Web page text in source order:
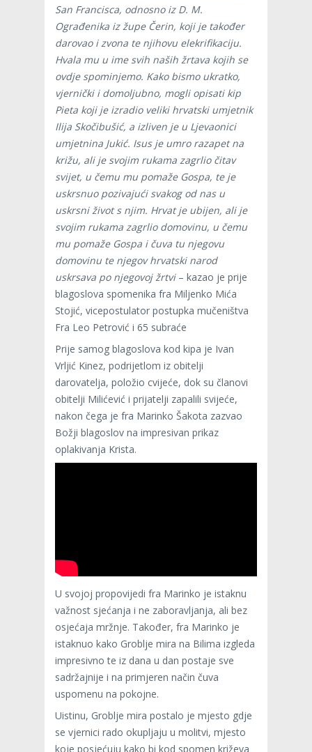
San Francisca, odnosno iz D. M.
Ograđenika iz župe Čerin, koji je također
darovao i zvona te njihovu elekrifikaciju.
Hvala mu u ime svih naših žrtava kojih se
ovdje spominjemo. Kako bismo ukratko,
vjernički i domoljubno, mogli opisati kip
Pieta koji je izradio veliki hrvatski umjetnik
Ilija Skočibušić, a izliven je u Ljevaonici
umjetnina Jukić. Isus je umro razapet na
križu, ali je svojim rukama zagrlio čitav
svijet, u čemu mu pomaže Gospa, te je
uskrsnuo pozivajući svakog od nas u
uskrsni život s njim. Hrvat je ubijen, ali je
svojim rukama zagrlio domovinu, u čemu
mu pomaže Gospa i čuva tu njegovu
domovinu te njegov hrvatski narod
uskrsava po njegovoj žrtvi– kazao je prije
blagoslova spomenika fra Miljenko Mića
Stojić, vicepostulator postupka mučeništva
Fra Leo Petrović i 65 subraće
Prije samog blagoslova kod kipa je Ivan
Vrljić Kinez, podrijetlom iz obitelji
darovatelja, položio cvijeće, dok su članovi
obitelji Milićević i prijatelji zapalili svijeće,
nakon čega je fra Marinko Šakota zazvao
Božji blagoslov na impresivan prikaz
oplakivanja Krista.
U svojoj propovijedi fra Marinko je istaknu
važnost sjećanja i ne zaboravljanja, ali bez
osjećaja mržnje. Također, fra Marinko je
istaknuo kako Groblje mira na Bilima izgleda
impresivno te iz dana u dan postaje sve
sadržajnije i na primjeren način čuva
uspomenu na pokojne.
Uistinu, Groblje mira postalo je mjesto gdje
se vjernici rado okupljaju u molitvi, mjesto
koje posjećuju kako bi kod spomen križeva